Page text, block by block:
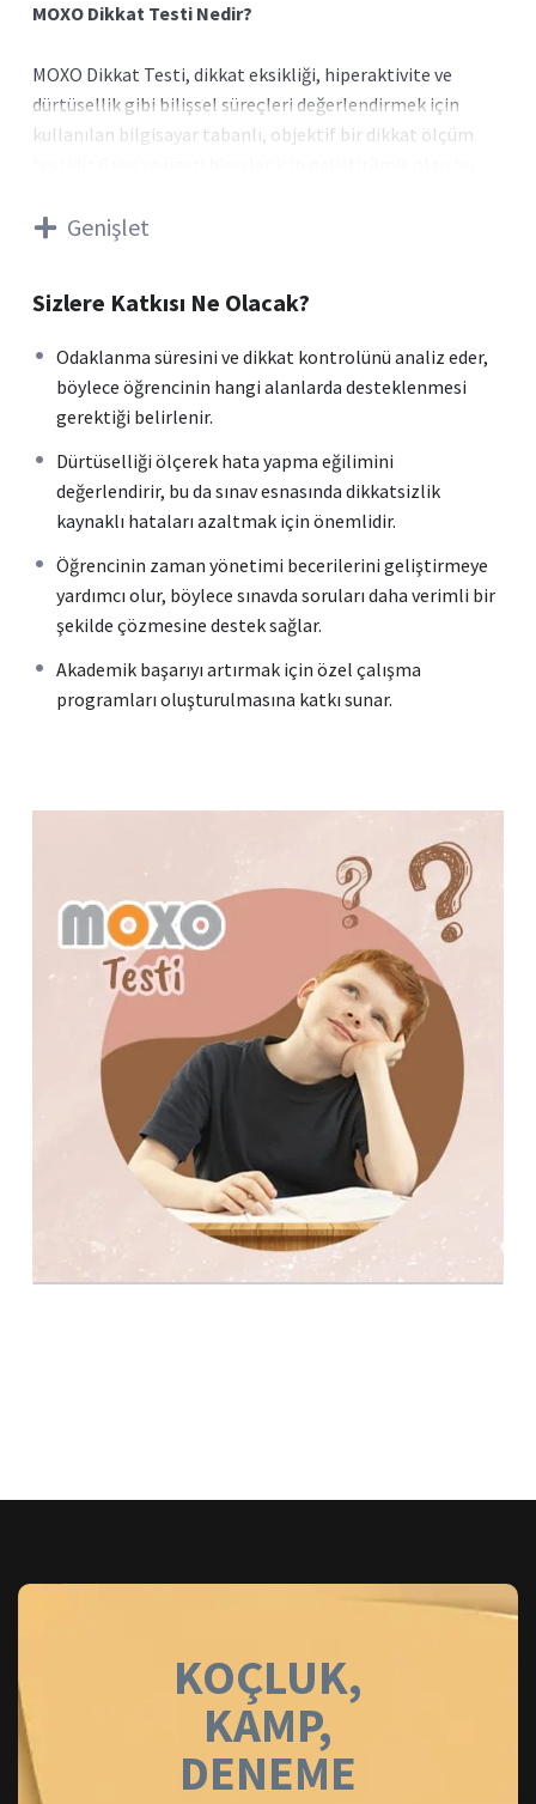
MOXO Dikkat Testi Nedir?
MOXO Dikkat Testi, dikkat eksikliği, hiperaktivite ve
dürtüsellik gibi bilişsel süreçleri değerlendirmek için
kullanılan bilgisayar tabanlı, objektif bir dikkat ölçüm
kişinin dikkat seviyesini, odaklanma süresini, hata yapma
Test, bireyin dikkat süresi, zamanlama becerisi,
dürtüsellik ve hiperaktivite gibi dört temel bilişsel alanını
ölçerek kişinin günlük hayatta veya akademik süreçlerde
karşılaşabileceği dikkatle ilgili zorlukları tespit etmeye
yardımcı olur. MOXO, klinik ortamda dikkat eksikliği ve
hiperaktivite bozukluğu (DEHB) teşhis sürecinde
destekleyici bir araç olarak kullanılabildiği gibi,
öğrencilerin sınav performansını artırmak için dikkat
düzeylerini anlamalarına da katkı sağlar.
MOXO Dikkat Testi, bireyin dikkat ve odaklanma
sürecinde ve günlük akademik yaşamda daha iyi
performans göstermesine yardımcı olur.
Genişlet
Sizlere Katkısı Ne Olacak?
Odaklanma süresini ve dikkat kontrolünü analiz eder,
böylece öğrencinin hangi alanlarda desteklenmesi
gerektiği belirlenir.
Dürtüselliği ölçerek hata yapma eğilimini
değerlendirir, bu da sınav esnasında dikkatsizlik
kaynaklı hataları azaltmak için önemlidir.
Öğrencinin zaman yönetimi becerilerini geliştirmeye
yardımcı olur, böylece sınavda soruları daha verimli bir
şekilde çözmesine destek sağlar.
Akademik başarıyı artırmak için özel çalışma
programları oluşturulmasına katkı sunar.
KOÇLUK,
KAMP,
DENEME